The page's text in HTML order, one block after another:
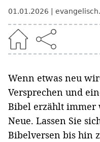
01.01.2026
Wenn etwas neu
Versprechen und
Bibel erzählt immer
Neue. Lassen Sie
Bibelversen bis hin